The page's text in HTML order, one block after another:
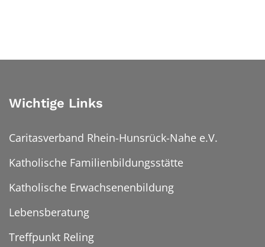
Wichtige Links
Caritasverband Rhein-Hunsrück-Nahe e.V.
Katholische Familienbildungsstätte
Katholische Erwachsenenbildung
Lebensberatung
Treffpunkt Reling